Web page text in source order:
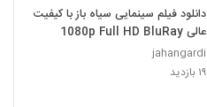
دانلود فیلم سینمایی سیاه باز با کیفیت
عالی 1080p Full HD BluRay
jahangardi
۱۹ بازدید